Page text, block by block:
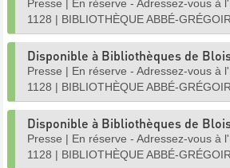
Presse | En réserve - Adressez-vous à
1128 | BIBLIOTHÈQUE ABBÉ-
Disponible à Bibliothèques de
Presse | En réserve - Adressez-vous à
1128 | BIBLIOTHÈQUE ABBÉ-
Disponible à Bibliothèques de
Presse | En réserve - Adressez-vous à
1128 | BIBLIOTHÈQUE ABBÉ-